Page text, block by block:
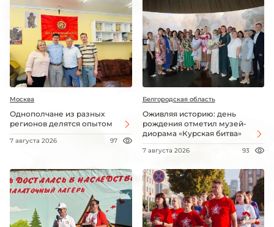
Москва
Однополчане из разных
регионов делятся опытом
7 августа 2026 97
Белгородская область
Оживляя историю: день
рождения отметил музей-
диорама «Курская битва»
7 августа 2026 93